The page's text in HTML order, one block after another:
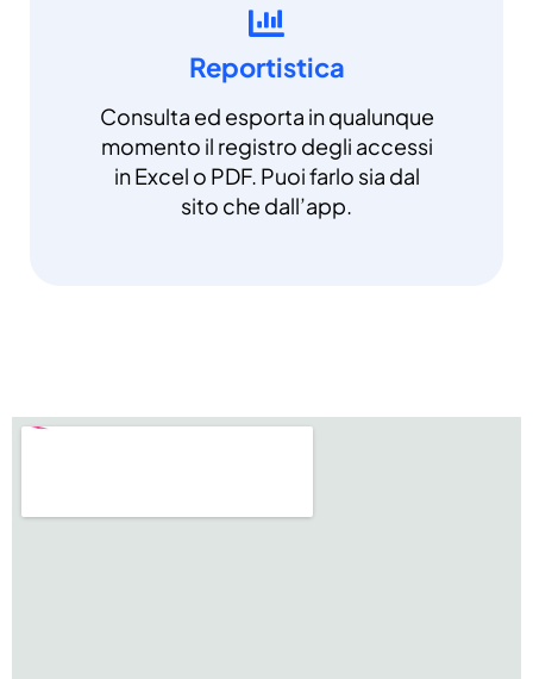
Reportistica
Consulta ed esporta in qualunque
momento il registro degli accessi
in Excel o PDF. Puoi farlo sia dal
sito che dall’app.